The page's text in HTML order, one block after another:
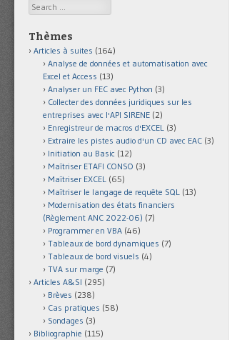
Search
Thèmes
Articles à suites (164)
Analyse de données et automatisation avec
Excel et Access (13)
Analyser un FEC avec Python (3)
Collecter des données juridiques sur les
entreprises avec l'API SIRENE (2)
Enregistreur de macros d'EXCEL (3)
Extraire les pistes audio d'un CD avec EAC (3)
Initiation au Basic (12)
Maîtriser ETAFI CONSO (3)
Maîtriser EXCEL (65)
Maîtriser le langage de requête SQL (13)
Modernisation des états financiers
(Règlement ANC 2022-06) (7)
Programmer en VBA (46)
Tableaux de bord dynamiques (7)
Tableaux de bord visuels (4)
TVA sur marge (7)
Articles A&SI (295)
Brèves (238)
Cas pratiques (58)
Sondages (3)
Bibliographie (115)